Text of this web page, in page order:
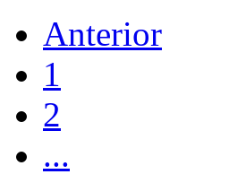
Anterior
1
2
...